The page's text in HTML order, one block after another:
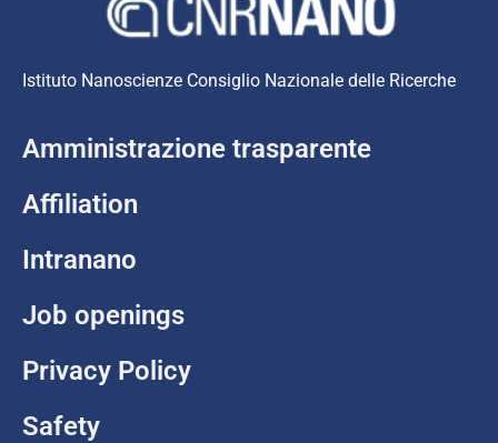
Istituto Nanoscienze Consiglio Nazionale delle Ricerche
Amministrazione trasparente
Affiliation
Intranano
Job openings
Privacy Policy
Safety